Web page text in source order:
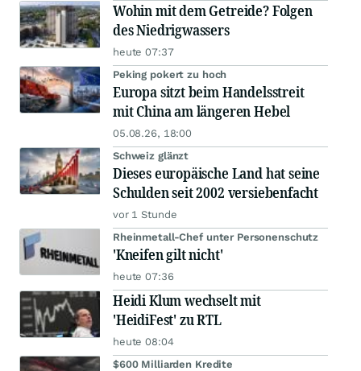
Wohin mit dem Getreide? Folgen
des Niedrigwassers
heute 07:37
Peking pokert zu hoch
Europa sitzt beim Handelsstreit
mit China am längeren Hebel
05.08.26, 18:00
Schweiz glänzt
Dieses europäische Land hat seine
Schulden seit 2002 versiebenfacht
vor 1 Stunde
Rheinmetall-Chef unter Personenschutz
'Kneifen gilt nicht'
heute 07:36
Heidi Klum wechselt mit
'HeidiFest' zu RTL
heute 08:04
$600 Milliarden Kredite